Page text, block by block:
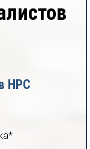
НРС